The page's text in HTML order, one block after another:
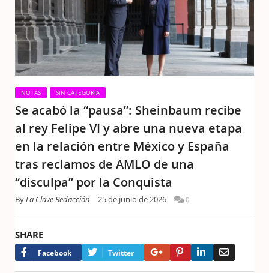
NOTAS SIN CATEGORÍA
Se acabó la “pausa”: Sheinbaum recibe
al rey Felipe VI y abre una nueva etapa
en la relación entre México y España
tras reclamos de AMLO de una
“disculpa” por la Conquista
ByLa Clave Redacción 25 de junio de 2026 0
SHARE
Facebook Twitter Google+PinterestLinkedIn